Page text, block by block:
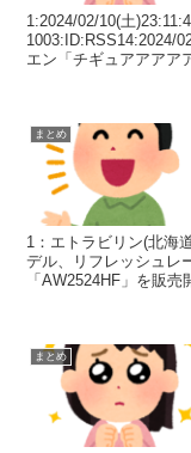
1:2024/02/10(土
1003:ID:RSS14:2024/
エン「チギュアアアア
まとめ
1：エトラビリン(北海
デル、リフレッシュレ
「AW2524HF」を販
まとめ